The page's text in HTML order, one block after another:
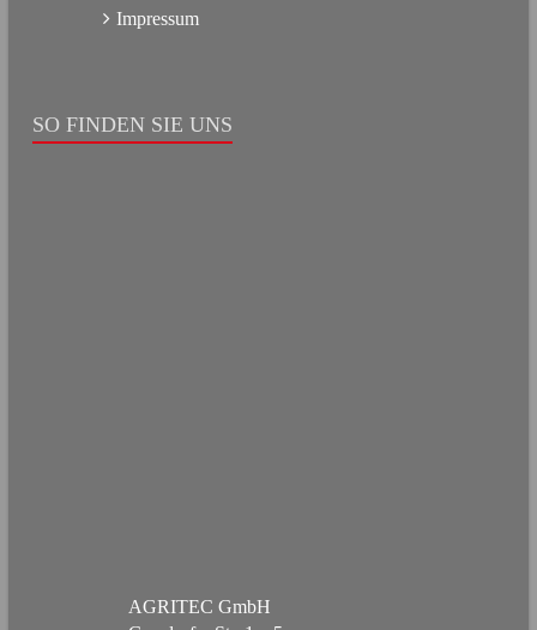
Impressum
SO FINDEN SIE UNS
AGRITEC GmbH